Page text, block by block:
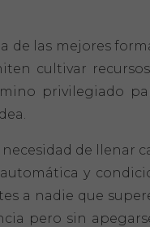
de las mejores
cultivar
privilegiado
de llenar
y
a nadie que
pero sin